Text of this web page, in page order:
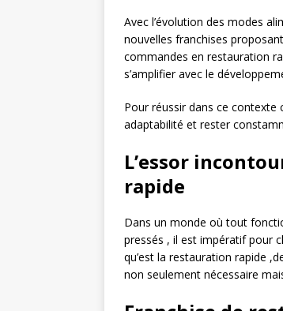
Avec l’évolution des modes
nouvelles franchises
commandes en restauration
s’amplifier avec le
Pour réussir dans ce contexte
adaptabilité et rester
L’essor
rapide
Dans un monde où tout
pressés , il est impératif pour
qu’est la restauration rapide
non seulement nécessaire